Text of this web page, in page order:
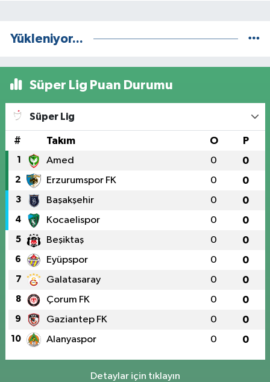
Yükleniyor...
Süper Lig Puan Durumu
Süper Lig
# Takım O P
1 Amed 0 0
2 Erzurumspor FK 0 0
3 Başakşehir 0 0
4 Kocaelispor 0 0
5 Beşiktaş 0 0
6 Eyüpspor 0 0
7 Galatasaray 0 0
8 Çorum FK 0 0
9 Gaziantep FK 0 0
10 Alanyaspor 0 0
Detaylar için tıklayın